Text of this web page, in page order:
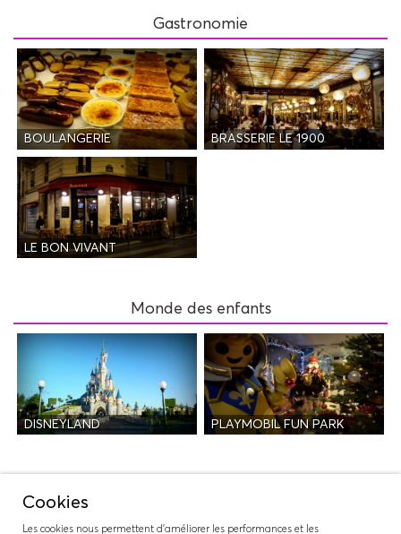
Gastronomie
BOULANGERIE BRASSERIE LE 1900
LE BON VIVANT
Monde des enfants
DISNEYLAND PLAYMOBIL FUN PARK
Cookies
Les cookies nous permettent d'améliorer les performances et les